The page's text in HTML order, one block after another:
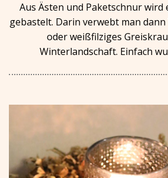
Aus Ästen und Paketschnur wird
gebastelt. Darin verwebt man
oder weißfilziges
Winterlandschaft. Einfach